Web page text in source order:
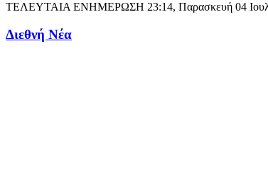
ΤΕΛΕΥΤΑΙΑ ΕΝΗΜΕΡΩΣΗ 23:14, Παρασκευή 04
Διεθνή Νέα